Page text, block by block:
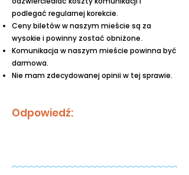
podlegać regularnej korekcie.
Ceny biletów w naszym mieście są za
wysokie i powinny zostać obniżone.
Komunikacja w naszym mieście powinna być
darmowa.
Nie mam zdecydowanej opinii w tej sprawie.
Odpowiedź: